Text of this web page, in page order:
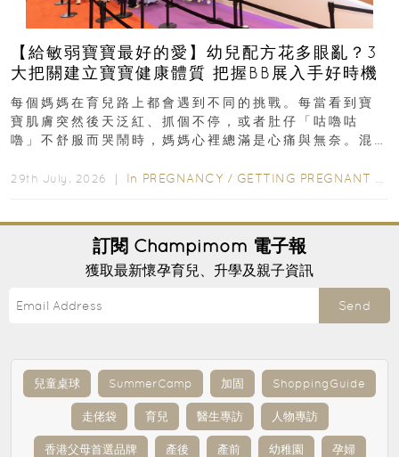
【給敏弱寶寶最好的愛】幼兒配方花多眼亂？3
大把關建立寶寶健康體質 把握BB展入手好時機
每個媽媽在育兒路上都會遇到不同的挑戰。每當看到寶
寶肌膚突然後天泛紅、抓個不停，或者肚仔「咕嚕咕
嚕」不舒服而哭鬧時，媽媽心裡總滿是心痛與無奈。混
29th July, 2026 ｜ In PREGNANCY / GETTING PREGNANT
訂閱 Champimom 電子報
獲取最新懷孕育兒、升學及親子資訊
Send
兒童桌球 SummerCamp 加固 ShoppingGuide
走佬袋 育兒 醫生專訪 人物專訪
香港父母首選品牌 產後 產前 幼稚園 孕婦